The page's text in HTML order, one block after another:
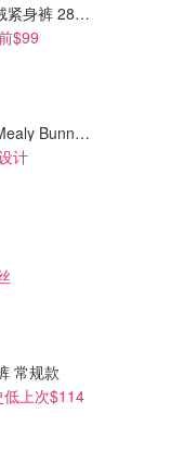
XXS捡漏
307人感兴趣
lululemon 高腰加绒紧身裤 28"≈71cm 5个口袋
$99
Moose Knuckles Mealy Bunny 女士双面穿连帽外套
计
常规款
低上次$114